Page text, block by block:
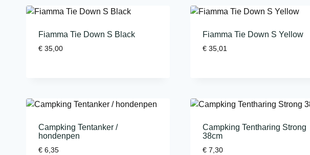
Fiamma Tie Down S Black
€ 35,00
Fiamma Tie Down S Yellow
€35,01
Campking Tentanker /
hondenpen
€ 6,35
Campking Tentharing Strong
38cm
€7,30